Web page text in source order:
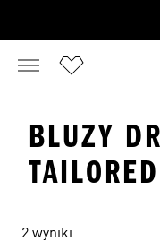
BLUZY
TAILORED
2 wyniki